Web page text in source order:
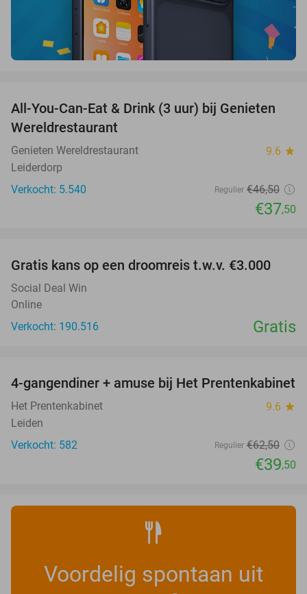
19%
All-You-Can-Eat & Drink (3 uur) bij Genieten
Wereldrestaurant
Genieten Wereldrestaurant 9.6 star
Leiderdorp
Verkocht: 5.540
Regulier €46,50
€37,50
Gratis kans op een droomreis t.w.v. €3.000
Social Deal Win
Online
Verkocht: 190.516
Gratis
37%
4-gangendiner + amuse bij Het Prentenkabinet
Het Prentenkabinet 9.6 star
Leiden
Verkocht: 582
Regulier €62,50
€39,50
Voordelig spontaan uit